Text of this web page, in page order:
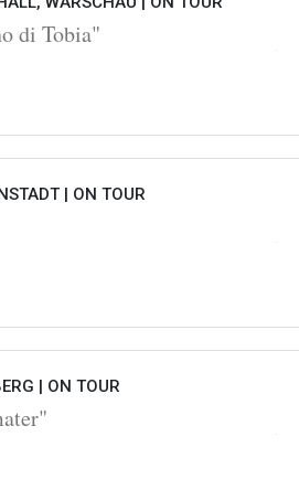
di Tobia"
| ON TOUR
| ON TOUR